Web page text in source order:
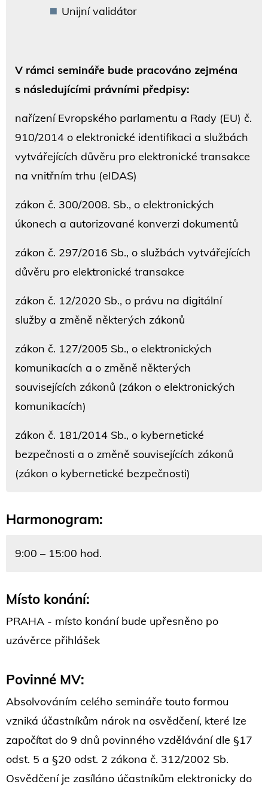
Unijní validátor
V rámci semináře bude pracováno zejména
s následujícími právními předpisy:
nařízení Evropského parlamentu a Rady (EU) č.
910/2014 o elektronické identifikaci a službách
vytvářejících důvěru pro elektronické transakce
na vnitřním trhu (eIDAS)
zákon č. 300/2008. Sb., o elektronických
úkonech a autorizované konverzi dokumentů
zákon č. 297/2016 Sb., o službách vytvářejících
důvěru pro elektronické transakce
zákon č. 12/2020 Sb., o právu na digitální
služby a změně některých zákonů
zákon č. 127/2005 Sb., o elektronických
komunikacích a o změně některých
souvisejících zákonů (zákon o elektronických
komunikacích)
zákon č. 181/2014 Sb., o kybernetické
bezpečnosti a o změně souvisejících zákonů
(zákon o kybernetické bezpečnosti)
Harmonogram:
9:00 – 15:00 hod.
Místo konání:
PRAHA - místo konání bude upřesněno po
uzávěrce přihlášek
Povinné MV:
Absolvováním celého semináře touto formou
vzniká účastníkům nárok na osvědčení, které lze
započítat do 9 dnů povinného vzdělávání dle §17
odst. 5 a §20 odst. 2 zákona č. 312/2002 Sb.
Osvědčení je zasíláno účastníkům elektronicky do